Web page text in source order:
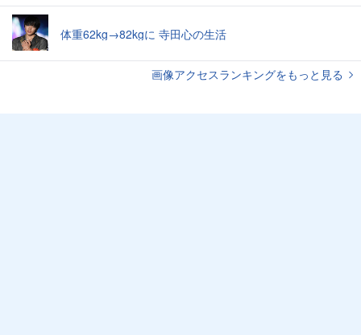
体重62kg→82kgに 寺田心の生活
画像アクセスランキングをもっと見る